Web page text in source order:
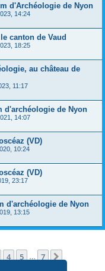
d'Archéologie de Nyon
14:24
canton de Vaud
18:25
au château de
11:17
d'archéologie de Nyon
14:07
(VD)
10:24
(VD)
23:17
d'archéologie de Nyon
13:15
4 5 7